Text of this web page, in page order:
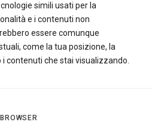
simili usati per la
e i contenuti non
essere comunque
come la tua posizione, la
i contenuti che stai visualizzando.